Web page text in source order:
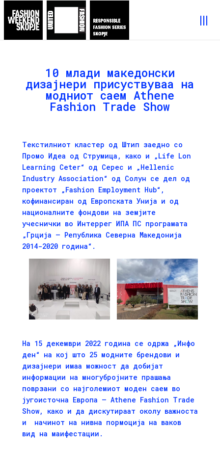
10 млади македонски
дизајнери присуствуваа на
модниот саем Athene
Fashion Trade Show
Текстилниот кластер од Штип заедно со
Промо Идеа од Струмица, како и „Life Lon
Learning Ceter“ од Серес и „Hellenic
Industry Association“ од Солун се дел од
проектот „Fashion Employment Hub“,
кофинансиран од Европската Унија и од
националните фондови на земјите
учеснички во Интеррег ИПА ПС програмата
„Грција – Република Северна Македонија
2014-2020 година“.
На 15 декември 2022 година се одржа „Инфо
ден“ на кој што 25 модните брендови и
дизајнери имаа можност да добијат
информации на многубројните прашања
поврзани со најголемиот моден саем во
југоисточна Европа – Athene Fashion Trade
Show, како и да дискутираат околу важноста
и начинот на нивна пормоција на ваков
вид на маифестации.